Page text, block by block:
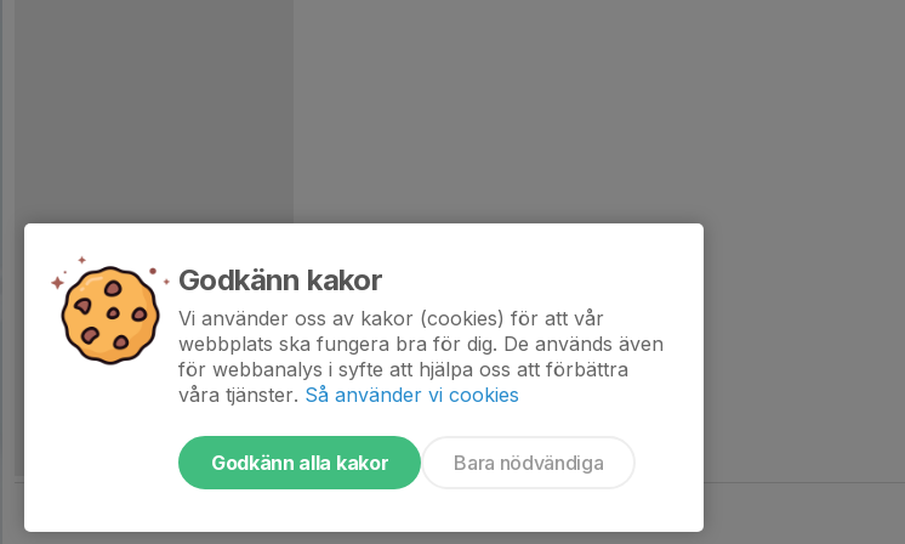
Godkänn kakor
Vi använder oss av kakor (cookies) för att vår
webbplats ska fungera bra för dig. De används även
för webbanalys i syfte att hjälpa oss att förbättra
våra tjänster. Så använder vi cookies
Godkänn alla kakor Bara nödvändiga